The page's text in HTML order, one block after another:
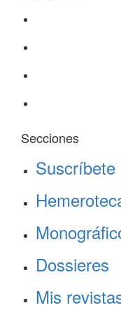
Secciones
Suscríbete
Dossieres
Mis